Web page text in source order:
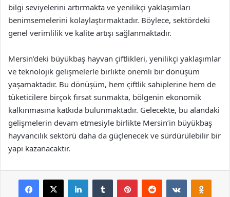
bilgi seviyelerini artırmakta ve yenilikçi yaklaşımları
benimsemelerini kolaylaştırmaktadır. Böylece, sektördeki
genel verimlilik ve kalite artışı sağlanmaktadır.
Mersin’deki büyükbaş hayvan çiftlikleri, yenilikçi yaklaşımlar
ve teknolojik gelişmelerle birlikte önemli bir dönüşüm
yaşamaktadır. Bu dönüşüm, hem çiftlik sahiplerine hem de
tüketicilere birçok fırsat sunmakta, bölgenin ekonomik
kalkınmasına katkıda bulunmaktadır. Gelecekte, bu alandaki
gelişmelerin devam etmesiyle birlikte Mersin’in büyükbaş
hayvancılık sektörü daha da güçlenecek ve sürdürülebilir bir
yapı kazanacaktır.
Facebook
X LinkedInTumblr PinterestReddit VKontakte